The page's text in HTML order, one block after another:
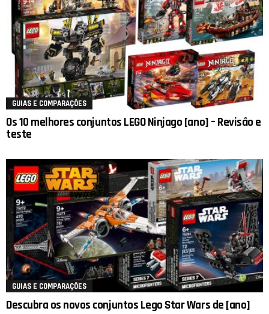
GUIAS E COMPARAÇÕES
Os 10 melhores conjuntos LEGO Ninjago [ano] – Revisão e
teste
GUIAS E COMPARAÇÕES
Descubra os novos conjuntos Lego Star Wars de [ano]